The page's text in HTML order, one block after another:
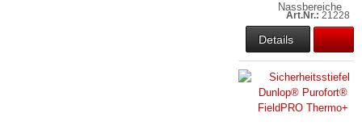
Nassbereiche
Art.Nr.: 21228
Details